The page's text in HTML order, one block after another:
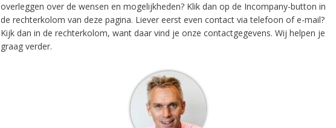
overleggen over de wensen en mogelijkheden? Klik dan op de Incompany-button in
de rechterkolom van deze pagina. Liever eerst even contact via telefoon of e-mail?
Kijk dan in de rechterkolom, want daar vind je onze contactgegevens. Wij helpen je
graag verder.